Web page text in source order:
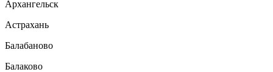
Архангельск
Астрахань
Балабаново
Балаково